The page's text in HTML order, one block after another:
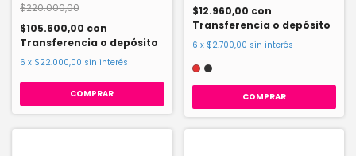
$220.000,00
$105.600,00 con
Transferencia o depósito
6 x $22.000,00 sin interés
$12.960,00 con
Transferencia o depósito
6 x $2.700,00 sin interés
COMPRAR